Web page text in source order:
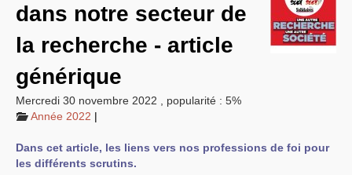
EXPRESSIONS SUD-RECH
Année 2026
Année 2025
Année 2023
Motions d’actualité du
congrès 2023 à Sète
Année 2022
Année 2021
Année 2019
Année 2018
dans notre secteur de
la recherche - article
générique
Mercredi 30 novembre 2022
popularité : 5%
Année 2022 |
Dans cet article, les liens vers nos professions de foi pour
les différents scrutins.